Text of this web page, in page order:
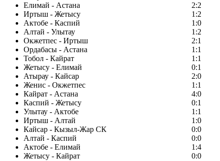
Елимай - Астана
2:2
Иртыш - Жетысу
1:2
Актобе - Каспий
1:0
Алтай - Улытау
1:2
Окжетпес - Иртыш
2:1
Ордабасы - Астана
1:1
Тобол - Кайрат
1:1
Жетысу - Елимай
0:1
Атырау - Кайсар
2:0
Женис - Окжетпес
1:1
Кайрат - Астана
4:0
Каспий - Жетысу
0:1
Улытау - Актобе
1:1
Иртыш - Алтай
1:0
Кайсар - Кызыл-Жар СК
0:0
Алтай - Каспий
0:0
Актобе - Елимай
1:4
Жетысу - Кайрат
0:0